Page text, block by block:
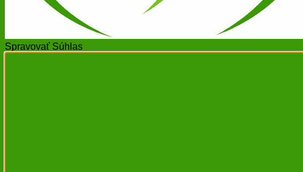
Spravovať Súhlas